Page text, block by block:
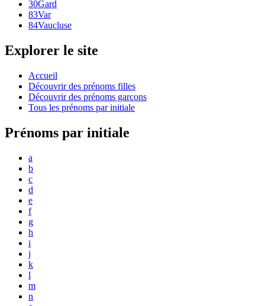
30Gard
83Var
84Vaucluse
Explorer le site
Accueil
Découvrir des prénoms filles
Découvrir des prénoms garçons
Tous les prénoms par initiale
Prénoms par initiale
a
b
c
d
e
f
g
h
i
j
k
l
m
n